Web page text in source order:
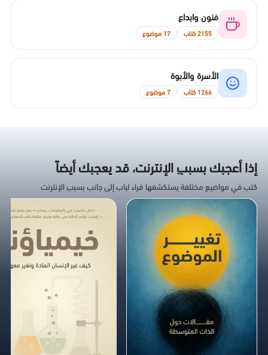
فنون وابداع
2155 كتاب 17 موضوع
الأسرة والأبوة
1266 كتاب 7 موضوع
إذا أعجبك بسببِ الإنترنت، قد يعجبك أيضاً
كتب في مواضيع مختلفة يستكشفها قراء لباب إلى جانب بسببِ الإنترنت